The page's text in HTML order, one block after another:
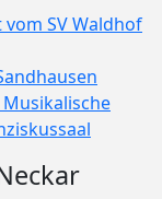
SV Waldhof